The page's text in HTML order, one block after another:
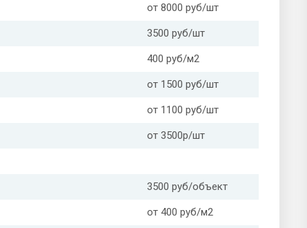
от 8000 руб/шт
3500 руб/шт
400 руб/м2
от 1500 руб/шт
от 1100 руб/шт
от 3500р/шт
3500 руб/объект
от 400 руб/м2